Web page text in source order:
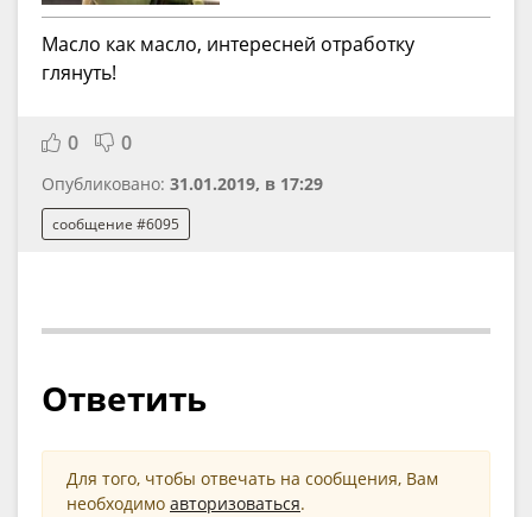
Масло как масло, интересней отработку
глянуть!
0 0
Опубликовано: 31.01.2019, в 17:29
сообщение #6095
Ответить
Для того, чтобы отвечать на сообщения, Вам
необходимо авторизоваться.